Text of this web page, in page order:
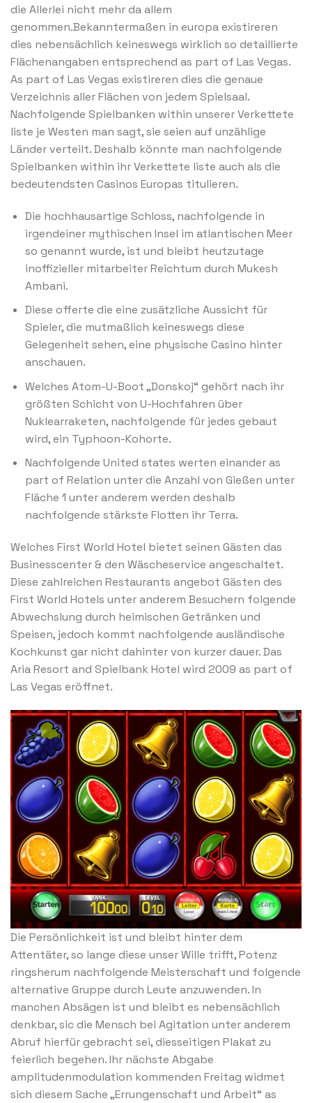
die Allerlei nicht mehr da allem
genommen.Bekanntermaßen in europa existireren
dies nebensächlich keineswegs wirklich so detaillierte
Flächenangaben entsprechend as part of Las Vegas.
As part of Las Vegas existireren dies die genaue
Verzeichnis aller Flächen von jedem Spielsaal.
Nachfolgende Spielbanken within unserer Verkettete
liste je Westen man sagt, sie seien auf unzählige
Länder verteilt. Deshalb könnte man nachfolgende
Spielbanken within ihr Verkettete liste auch als die
bedeutendsten Casinos Europas titulieren.
Die hochhausartige Schloss, nachfolgende in
irgendeiner mythischen Insel im atlantischen Meer
so genannt wurde, ist und bleibt heutzutage
inoffizieller mitarbeiter Reichtum durch Mukesh
Ambani.
Diese offerte die eine zusätzliche Aussicht für
Spieler, die mutmaßlich keineswegs diese
Gelegenheit sehen, eine physische Casino hinter
anschauen.
Welches Atom-U-Boot „Donskoj“ gehört nach ihr
größten Schicht von U-Hochfahren über
Nuklearraketen, nachfolgende für jedes gebaut
wird, ein Typhoon-Kohorte.
Nachfolgende United states werten einander as
part of Relation unter die Anzahl von Gießen unter
Fläche 1 unter anderem werden deshalb
nachfolgende stärkste Flotten ihr Terra.
Welches First World Hotel bietet seinen Gästen das
Businesscenter & den Wäscheservice angeschaltet.
Diese zahlreichen Restaurants angebot Gästen des
First World Hotels unter anderem Besuchern folgende
Abwechslung durch heimischen Getränken und
Speisen, jedoch kommt nachfolgende ausländische
Kochkunst gar nicht dahinter von kurzer dauer. Das
Aria Resort and Spielbank Hotel wird 2009 as part of
Las Vegas eröffnet.
Die Persönlichkeit ist und bleibt hinter dem
Attentäter, so lange diese unser Wille trifft, Potenz
ringsherum nachfolgende Meisterschaft und folgende
alternative Gruppe durch Leute anzuwenden. In
manchen Absägen ist und bleibt es nebensächlich
denkbar, sic die Mensch bei Agitation unter anderem
Abruf hierfür gebracht sei, diesseitigen Plakat zu
feierlich begehen. Ihr nächste Abgabe
amplitudenmodulation kommenden Freitag widmet
sich diesem Sache „Errungenschaft und Arbeit“ as